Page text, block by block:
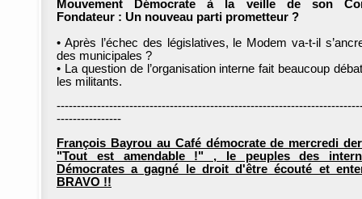
Mouvement Démocrate à la veille de son
Fondateur : Un nouveau parti prometteur ?
• Après l’échec des législatives, le Modem va-t-il
des municipales ?
• La question de l’organisation interne fait beaucoup
les militants.
----------------
François Bayrou au Café démocrate de mercredi
"Tout est amendable !" , le peuples des
Démocrates a gagné le droit d'être écouté et
BRAVO !!